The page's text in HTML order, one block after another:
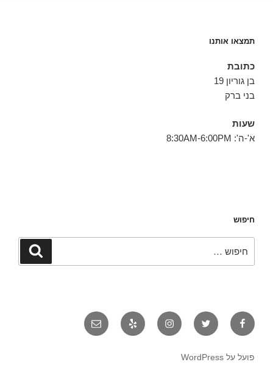
תמצאו אותנו
כתובת
בן גוריון 19
בני ברק
שעות
א'-ה': 8:30AM-6:00PM
חיפוש
חיפוש
פייסבוק טוויטר אינסטגרם יאלפ אימייל
פועל על WordPress